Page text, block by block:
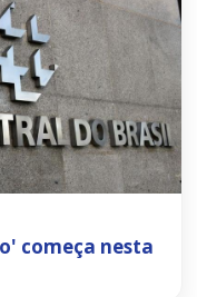
começa nesta